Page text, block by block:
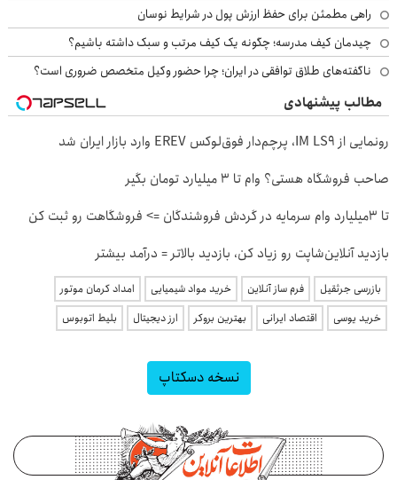
راهی مطمئن برای حفظ ارزش پول در شرایط نوسان
چیدمان کیف مدرسه؛ چگونه یک کیف مرتب و سبک داشته باشیم؟
ناگفته‌های طلاق توافقی در ایران؛ چرا حضور وکیل متخصص ضروری است؟
مطالب پیشنهادی
رونمایی از IM LS9، پرچم‌دار فوق‌لوکس EREV وارد بازار ایران شد
صاحب فروشگاه هستی؟ وام تا ۳ میلیارد تومان بگیر
تا 3میلیارد وام سرمایه در گردش فروشندگان => فروشگاهت رو ثبت کن
بازدید آنلاین‌شاپت رو زیاد کن، بازدید بالاتر = درآمد بیشتر
بازرسی جرثقیل فرم ساز آنلاین خرید مواد شیمیایی
امداد کرمان موتور
خرید یوسی
اقتصاد ایرانی بهترین بروکر ارز دیجیتال بلیط اتوبوس
نسخه دسکتاپ